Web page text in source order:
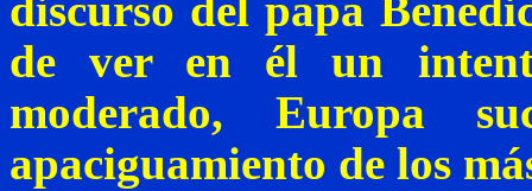
discurso del papa
de ver en él un
moderado, Europa
apaciguamiento de los